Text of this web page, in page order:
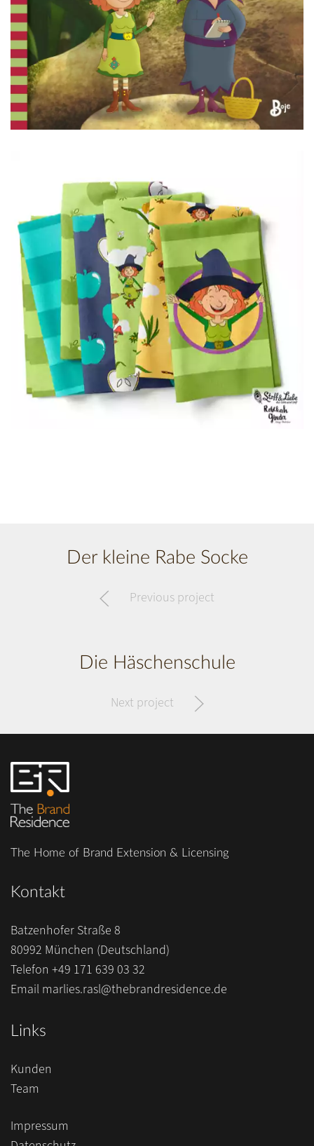
Der kleine Rabe Socke
Previous project
Die Häschenschule
Next project
The Home of Brand Extension & Licensing
Kontakt
Batzenhofer Straße 8
80992 München (Deutschland)
Telefon +49 171 639 03 32
Email marlies.rasl@thebrandresidence.de
Links
Kunden
Team
Impressum